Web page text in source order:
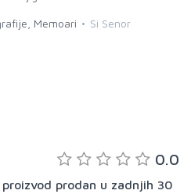
Memoari Si Senor
0.0
prodan u zadnjih 30